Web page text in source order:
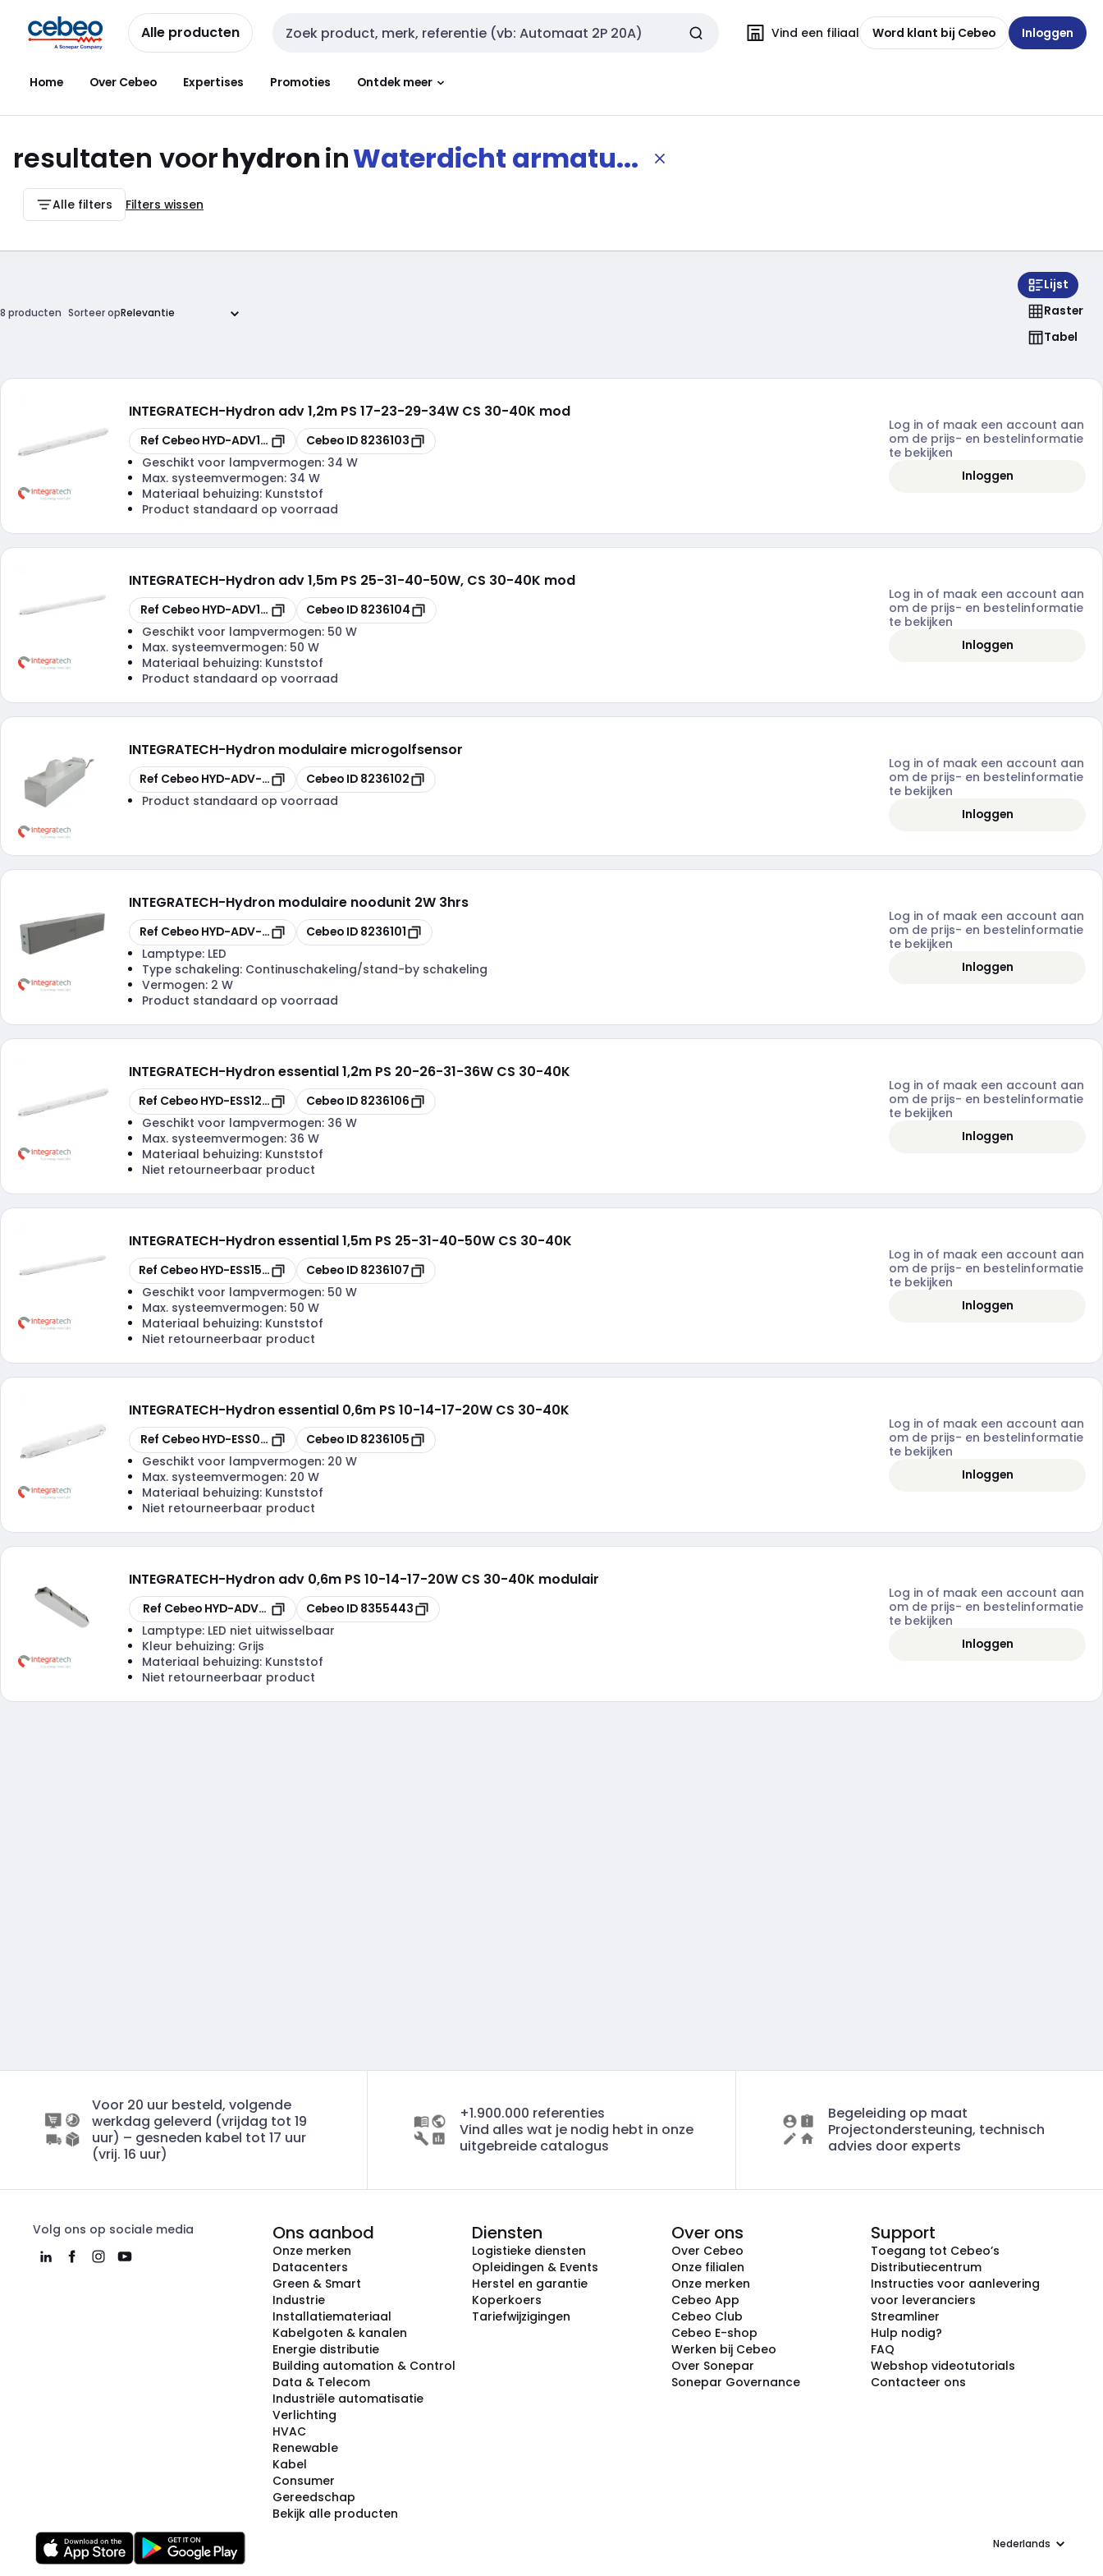
naar
navigatie
naar
inhoud
Alle producten Zoekveld invoer Vind een filiaal Word klant bij Cebeo Inloggen
Home Over Cebeo Expertises Promoties Ontdek meer
resultaten voorhydroninWaterdicht armatu... filters wissen
Alle filters Filters wissen
8 producten Sorteer op
Lijst
Raster
Tabel
INTEGRATECH-Hydron adv 1,2m PS 17-23-29-34W CS 30-40K mod
Kopiëren
Ref Cebeo HYD-ADV1234PSCTSKopiëren
Cebeo ID 8236103
Geschikt voor lampvermogen: 34 W
Max. systeemvermogen: 34 W
Materiaal behuizing: Kunststof
Product standaard op voorraad
Log in of maak een account aan
om de prijs- en bestelinformatie
te bekijken
Inloggen
INTEGRATECH-Hydron adv 1,5m PS 25-31-40-50W, CS 30-40K mod
Kopiëren
Ref Cebeo HYD-ADV1550PSCTSKopiëren
Cebeo ID 8236104
Geschikt voor lampvermogen: 50 W
Max. systeemvermogen: 50 W
Materiaal behuizing: Kunststof
Product standaard op voorraad
Log in of maak een account aan
om de prijs- en bestelinformatie
te bekijken
Inloggen
INTEGRATECH-Hydron modulaire microgolfsensor
Kopiëren
Ref Cebeo HYD-ADV-MW3SKopiëren
Cebeo ID 8236102
Product standaard op voorraad
Log in of maak een account aan
om de prijs- en bestelinformatie
te bekijken
Inloggen
INTEGRATECH-Hydron modulaire noodunit 2W 3hrs
Kopiëren
Ref Cebeo HYD-ADV-EM3H Kopiëren
Cebeo ID 8236101
Lamptype: LED
Type schakeling: Continuschakeling/stand-by schakeling
Vermogen: 2 W
Product standaard op voorraad
Log in of maak een account aan
om de prijs- en bestelinformatie
te bekijken
Inloggen
INTEGRATECH-Hydron essential 1,2m PS 20-26-31-36W CS 30-40K
Kopiëren
Ref Cebeo HYD-ESS1236PSCTSKopiëren
Cebeo ID 8236106
Geschikt voor lampvermogen: 36 W
Max. systeemvermogen: 36 W
Materiaal behuizing: Kunststof
Niet retourneerbaar product
Log in of maak een account aan
om de prijs- en bestelinformatie
te bekijken
Inloggen
INTEGRATECH-Hydron essential 1,5m PS 25-31-40-50W CS 30-40K
Kopiëren
Ref Cebeo HYD-ESS1550PSCTSKopiëren
Cebeo ID 8236107
Geschikt voor lampvermogen: 50 W
Max. systeemvermogen: 50 W
Materiaal behuizing: Kunststof
Niet retourneerbaar product
Log in of maak een account aan
om de prijs- en bestelinformatie
te bekijken
Inloggen
INTEGRATECH-Hydron essential 0,6m PS 10-14-17-20W CS 30-40K
Kopiëren
Ref Cebeo HYD-ESS0620PSCTSKopiëren
Cebeo ID 8236105
Geschikt voor lampvermogen: 20 W
Max. systeemvermogen: 20 W
Materiaal behuizing: Kunststof
Niet retourneerbaar product
Log in of maak een account aan
om de prijs- en bestelinformatie
te bekijken
Inloggen
INTEGRATECH-Hydron adv 0,6m PS 10-14-17-20W CS 30-40K modulair
Kopiëren
Ref Cebeo HYD-ADV0620PSCTS
Kopiëren
Cebeo ID 8355443
Lamptype: LED niet uitwisselbaar
Kleur behuizing: Grijs
Materiaal behuizing: Kunststof
Niet retourneerbaar product
Log in of maak een account aan
om de prijs- en bestelinformatie
te bekijken
Inloggen
Voor 20 uur besteld, volgende
werkdag geleverd (vrijdag tot 19
uur) – gesneden kabel tot 17 uur
(vrij. 16 uur)
+1.900.000 referenties
Vind alles wat je nodig hebt in onze
uitgebreide catalogus
Begeleiding op maat
Projectondersteuning, technisch
advies door experts
Volg ons op sociale media Ons aanbod
Onze merken
Datacenters
Green & Smart
Industrie
Installatiemateriaal
Kabelgoten & kanalen
Energie distributie
Building automation & Control
Data & Telecom
Industriële automatisatie
Verlichting
HVAC
Renewable
Kabel
Consumer
Gereedschap
Bekijk alle producten
Diensten
Logistieke diensten
Opleidingen & Events
Herstel en garantie
Koperkoers
Tariefwijzigingen
Over ons
Over Cebeo
Onze filialen
Onze merken
Cebeo App
Cebeo Club
Cebeo E-shop
Werken bij Cebeo
Over Sonepar
Sonepar Governance
Support
Toegang tot Cebeo’s
Distributiecentrum
Instructies voor aanlevering
voor leveranciers
Streamliner
Hulp nodig?
FAQ
Webshop videotutorials
Contacteer ons
Taal